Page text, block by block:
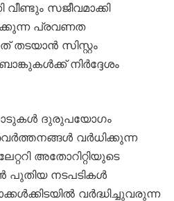
സജീവമാക്കി
പ്രവണത
തടയാൻ സിസ്റ്റം
നിർദ്ദേശം
ദുരുപയോഗം
വർധിക്കുന്ന
അതോറിറ്റിയുടെ
പുതിയ നടപടികൾ
വർദ്ധിച്ചുവരുന്ന